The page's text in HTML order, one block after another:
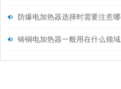
铸铜电加热器一般用在什么领域